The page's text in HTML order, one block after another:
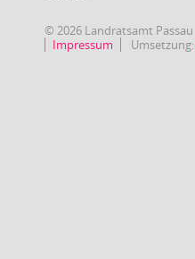
© 2026 Landratsamt Passau
Impressum
Umsetzung: